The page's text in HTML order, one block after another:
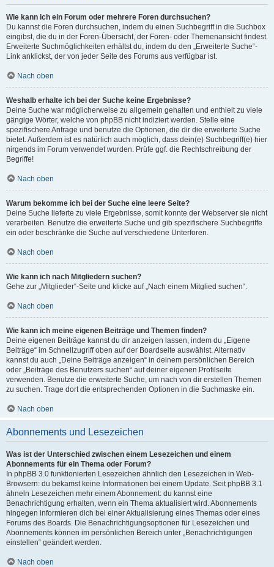
Wie kann ich ein Forum oder mehrere Foren durchsuchen?
Du kannst die Foren durchsuchen, indem du einen Suchbegriff in die Suchbox
eingibst, die du in der Foren-Übersicht, der Foren- oder Themenansicht findest.
Erweiterte Suchmöglichkeiten erhältst du, indem du den „Erweiterte Suche“-
Link anklickst, der von jeder Seite des Forums aus verfügbar ist.
Nach oben
Weshalb erhalte ich bei der Suche keine Ergebnisse?
Deine Suche war möglicherweise zu allgemein gehalten und enthielt zu viele
gängige Wörter, welche von phpBB nicht indiziert werden. Stelle eine
spezifischere Anfrage und benutze die Optionen, die dir die erweiterte Suche
bietet. Außerdem ist es natürlich auch möglich, dass dein(e) Suchbegriff(e) hier
nirgends im Forum verwendet wurden. Prüfe ggf. die Rechtschreibung der
Begriffe!
Nach oben
Warum bekomme ich bei der Suche eine leere Seite?
Deine Suche lieferte zu viele Ergebnisse, somit konnte der Webserver sie nicht
verarbeiten. Benutze die erweiterte Suche und gib spezifischere Suchbegriffe
ein oder beschränke die Suche auf verschiedene Unterforen.
Nach oben
Wie kann ich nach Mitgliedern suchen?
Gehe zur „Mitglieder“-Seite und klicke auf „Nach einem Mitglied suchen“.
Nach oben
Wie kann ich meine eigenen Beiträge und Themen finden?
Deine eigenen Beiträge kannst du dir anzeigen lassen, indem du „Eigene
Beiträge“ im Schnellzugriff oben auf der Boardseite auswählst. Alternativ
kannst du auch „Deine Beiträge anzeigen“ in deinem persönlichen Bereich
oder „Beiträge des Benutzers suchen“ auf deiner eigenen Profilseite
verwenden. Benutze die erweiterte Suche, um nach von dir erstellen Themen
zu suchen. Trage dort die entsprechenden Optionen in die Suchmaske ein.
Nach oben
Abonnements und Lesezeichen
Was ist der Unterschied zwischen einem Lesezeichen und einem
Abonnements für ein Thema oder Forum?
In phpBB 3.0 funktionierten Lesezeichen ähnlich den Lesezeichen in Web-
Browsern: du bekamst keine Informationen bei einem Update. Seit phpBB 3.1
ähneln Lesezeichen mehr einem Abonnement: du kannst eine
Benachrichtigung erhalten, wenn ein Thema aktualisiert wird. Abonnements
hingegen informieren dich bei einer Aktualisierung eines Themas oder eines
Forums des Boards. Die Benachrichtigungsoptionen für Lesezeichen und
Abonnements können im persönlichen Bereich unter „Benachrichtigungen
einstellen“ geändert werden.
Nach oben